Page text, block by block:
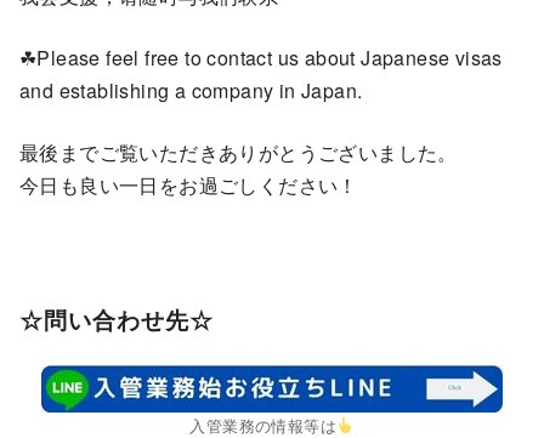
☘Please feel free to contact us about Japanese visas
and establishing a company in Japan.
最後までご覧いただきありがとうございました。
今日も良い一日をお過ごしください！
☆問い合わせ先☆
入管業務の情報等は